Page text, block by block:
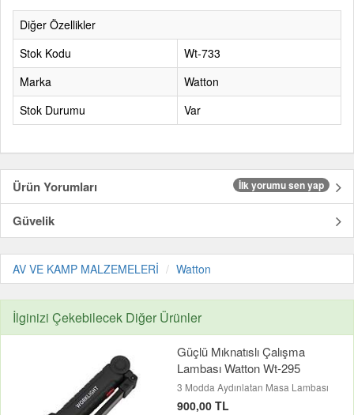
Diğer Özellikler
Stok Kodu
Wt-733
Marka
Watton
Stok Durumu
Var
Ürün Yorumları İlk yorumu sen yap
Güvelik
AV VE KAMP MALZEMELERİ Watton
İlginizi Çekebilecek Diğer Ürünler
Güçlü Mıknatıslı Çalışma
Lambası Watton Wt-295
3 Modda Aydınlatan Masa Lambası
900,00 TL